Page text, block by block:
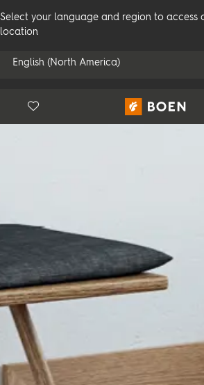
Select your language and region to access
location
English (North America)
Utiliser
Voir tous les revendeurs
Floor.Wishlist
Produits
Durabilité